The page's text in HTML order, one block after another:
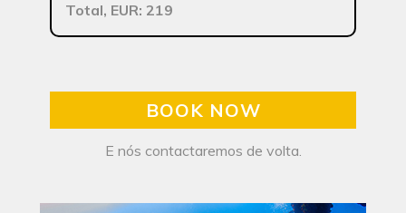
Total, EUR: 219
BOOK NOW
E nós contactaremos de volta.